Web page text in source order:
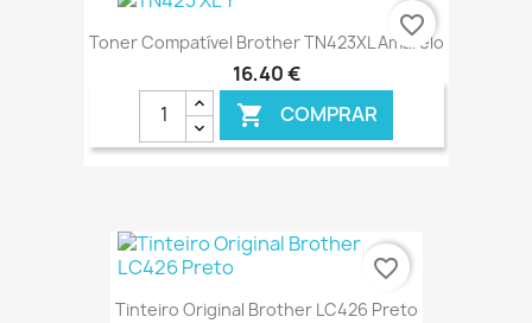
€ ONLINE
Toner Compatível Brother TN423XL Amarelo
16,40 €
 COMPRAR
€ ONLINE
favorite_border
Tinteiro Original Brother LC426 Preto
favorite_border